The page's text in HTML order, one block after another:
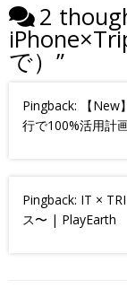
2
で） ”
Pingback:
【
行で100%活用計
Pingback: IT ×
ス〜 | PlayEarth